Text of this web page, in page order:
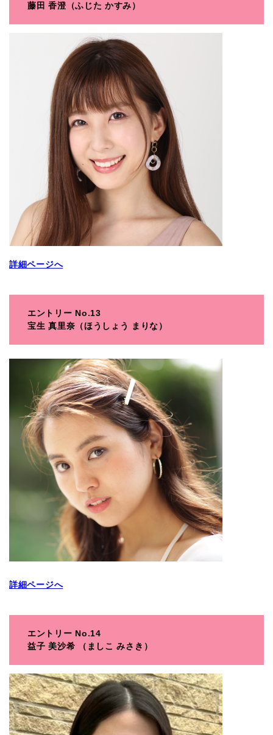
藤田 香澄（ふじた かすみ）
詳細ページへ
エントリー No.13
宝生 真里奈（ほうしょう まりな）
詳細ページへ
エントリー No.14
益子 美沙希
（ましこ みさき）